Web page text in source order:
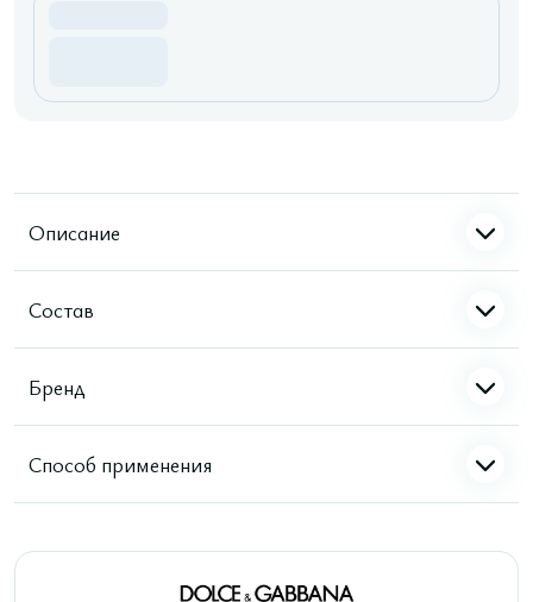
Описание
Состав
Бренд
Способ применения